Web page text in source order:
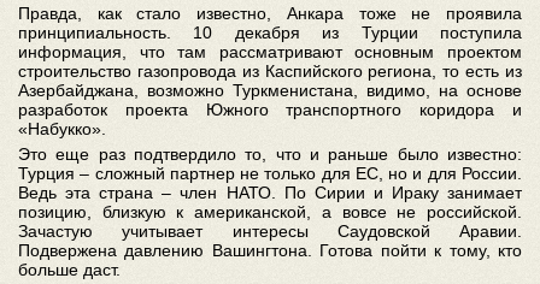
Правда, как стало известно, Анкара тоже не проявила
принципиальность. 10 декабря из Турции поступила
информация, что там рассматривают основным проектом
строительство газопровода из Каспийского региона, то есть из
Азербайджана, возможно Туркменистана, видимо, на основе
разработок проекта Южного транспортного коридора и
«Набукко».
Это еще раз подтвердило то, что и раньше было известно:
Турция – сложный партнер не только для ЕС, но и для России.
Ведь эта страна – член НАТО. По Сирии и Ираку занимает
позицию, близкую к американской, а вовсе не российской.
Зачастую учитывает интересы Саудовской Аравии.
Подвержена давлению Вашингтона. Готова пойти к тому, кто
больше даст.